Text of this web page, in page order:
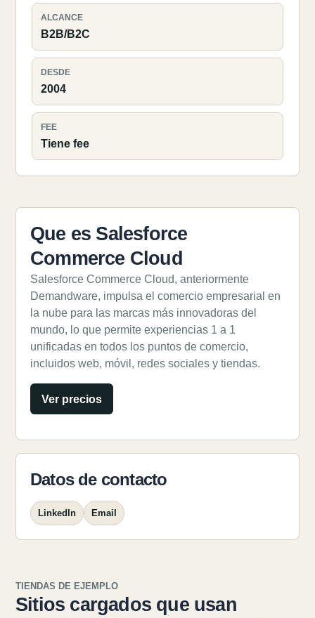
ALCANCE
B2B/B2C
DESDE
2004
FEE
Tiene fee
Que es Salesforce
Commerce Cloud
Salesforce Commerce Cloud, anteriormente
Demandware, impulsa el comercio empresarial en
la nube para las marcas más innovadoras del
mundo, lo que permite experiencias 1 a 1
unificadas en todos los puntos de comercio,
incluidos web, móvil, redes sociales y tiendas.
Ver precios
Datos de contacto
LinkedIn Email
TIENDAS DE EJEMPLO
Sitios cargados que usan